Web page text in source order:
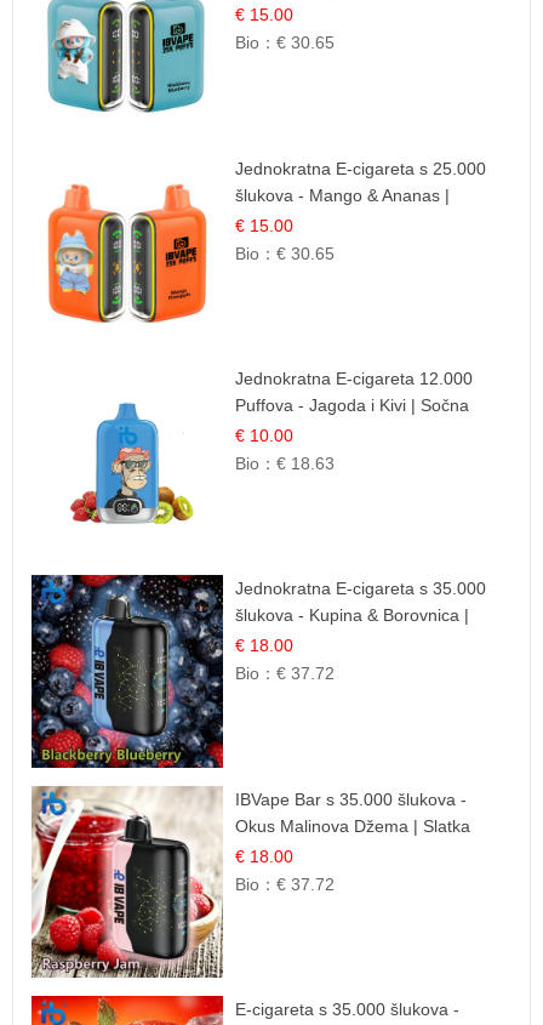
Šumska Voćna Mješavina
€ 15.00
Bio：€ 30.65
Jednokratna E-cigareta s 25.000
šlukova - Mango & Ananas |
Egzotična Voćna Mješavina
€ 15.00
Bio：€ 30.65
Jednokratna E-cigareta 12.000
Puffova - Jagoda i Kivi | Sočna
Voćna Kombinacija
€ 10.00
Bio：€ 18.63
Jednokratna E-cigareta s 35.000
šlukova - Kupina & Borovnica |
Intenzivna Mješavina Šumskog
Voća
€ 18.00
Bio：€ 37.72
IBVape Bar s 35.000 šlukova -
Okus Malinova Džema | Slatka
Voćna Aroma
€ 18.00
Bio：€ 37.72
E-cigareta s 35.000 šlukova -